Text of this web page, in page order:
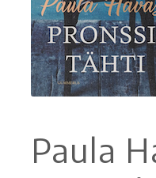
Ostoskori
Tilaus- ja
Paula